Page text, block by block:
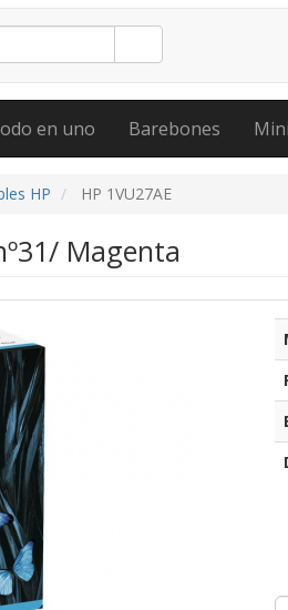
en uno Barebones
HP HP 1VU27AE
Magenta